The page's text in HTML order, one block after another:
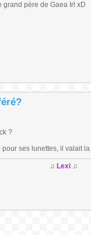
grand père de Gaea Irl xD
?
ses lunettes, il valait
♫ Lexi ♫